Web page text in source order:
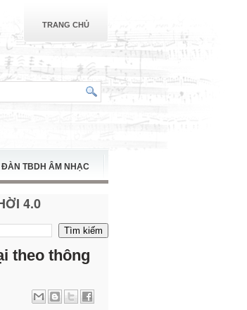
TRANG CHỦ
ĐÀN TBDH ÂM NHẠC
4.0
theo thông